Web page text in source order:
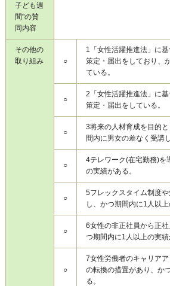
子ども週
間"の賛
同内容
その他の
取り組み
○
1
「女性活躍推進法」に
策定・届出をしており、
ている。
○
2 「女性活躍推進法」に
策定・届出をしている。
○
3将来の人材育成を目的
間内に男女の差なく受講
○
4テレワーク(在宅勤務)を
の実績がある。
○
5フレックスタイム制度
し、かつ期間内に1人以上
○
6女性の非正社員から正
つ期間内に1人以上の実績
○
7女性労働者のキャリア
の転換の措置があり、か
る。